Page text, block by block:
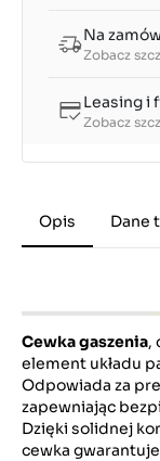
Na
Zobacz
Leasing i
Zobacz
Opis Dane
Cewka gaszenia,
element układu
Odpowiada za
zapewniając
Dzięki solidnej
cewka